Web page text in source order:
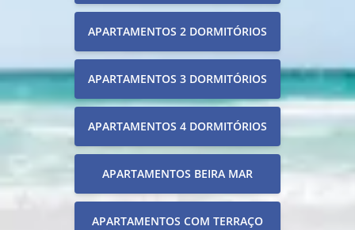
APARTAMENTOS 2 DORMITÓRIOS
APARTAMENTOS 3 DORMITÓRIOS
APARTAMENTOS 4 DORMITÓRIOS
APARTAMENTOS BEIRA MAR
APARTAMENTOS COM TERRAÇO